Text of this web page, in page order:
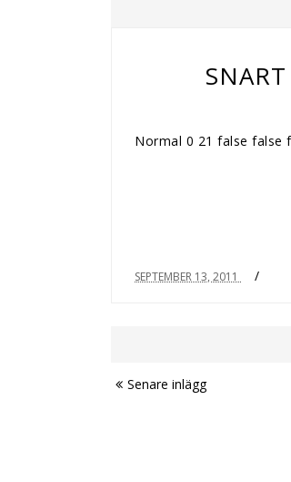
Normal 0 21 false false
SEPTEMBER 13, 2011 /
Senare inlägg